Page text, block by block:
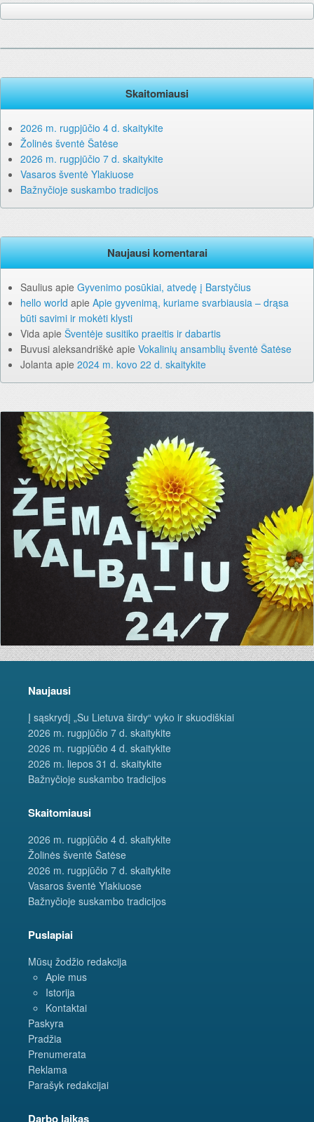
Skaitomiausi
2026 m. rugpjūčio 4 d. skaitykite
Žolinės šventė Šatėse
2026 m. rugpjūčio 7 d. skaitykite
Vasaros šventė Ylakiuose
Bažnyčioje suskambo tradicijos
Naujausi komentarai
Saulius apie Gyvenimo posūkiai, atvedę į Barstyčius
hello world apie Apie gyvenimą, kuriame svarbiausia – drąsa
būti savimi ir mokėti klysti
Vida apie Šventėje susitiko praeitis ir dabartis
Buvusi aleksandriškė apie Vokalinių ansamblių šventė Šatėse
Jolanta apie 2024 m. kovo 22 d. skaitykite
Naujausi
Į sąskrydį „Su Lietuva širdy“ vyko ir skuodiškiai
2026 m. rugpjūčio 7 d. skaitykite
2026 m. rugpjūčio 4 d. skaitykite
2026 m. liepos 31 d. skaitykite
Bažnyčioje suskambo tradicijos
Skaitomiausi
2026 m. rugpjūčio 4 d. skaitykite
Žolinės šventė Šatėse
2026 m. rugpjūčio 7 d. skaitykite
Vasaros šventė Ylakiuose
Bažnyčioje suskambo tradicijos
Puslapiai
Mūsų žodžio redakcija
Apie mus
Istorija
Kontaktai
Paskyra
Pradžia
Prenumerata
Reklama
Parašyk redakcijai
Darbo laikas